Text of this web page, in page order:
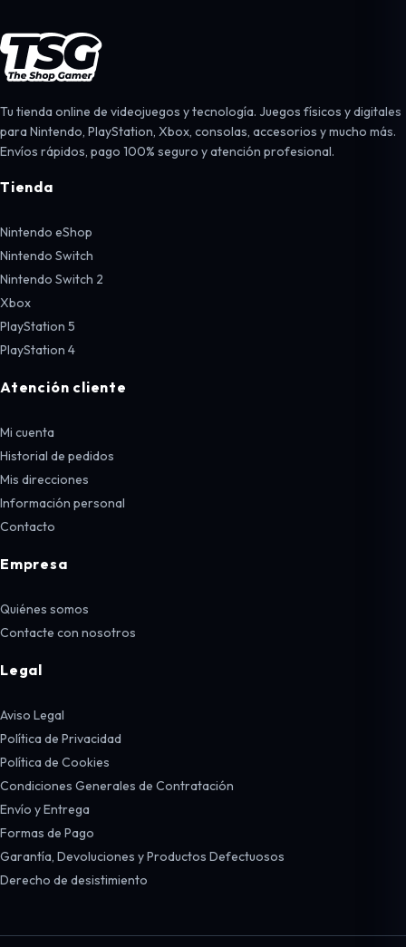
Tu tienda online de videojuegos y tecnología. Juegos físicos y digitales
para Nintendo, PlayStation, Xbox, consolas, accesorios y mucho más.
Envíos rápidos, pago 100% seguro y atención profesional.
Tienda
Nintendo eShop
Nintendo Switch
Nintendo Switch 2
Xbox
PlayStation 5
PlayStation 4
Atención cliente
Mi cuenta
Historial de pedidos
Mis direcciones
Información personal
Contacto
Empresa
Quiénes somos
Contacte con nosotros
Legal
Aviso Legal
Política de Privacidad
Política de Cookies
Condiciones Generales de Contratación
Envío y Entrega
Formas de Pago
Garantía, Devoluciones y Productos Defectuosos
Derecho de desistimiento